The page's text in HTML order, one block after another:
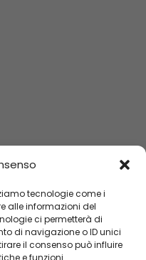
tecnologie come i
alle informazioni del
ci permetterà di
di navigazione o ID unici
il consenso può influire
e funzioni.